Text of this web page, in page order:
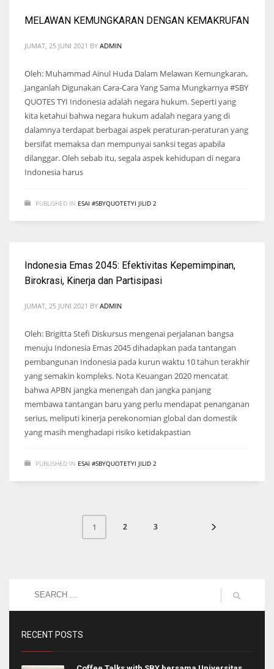
MELAWAN KEMUNGKARAN DENGAN KEMAKRUFAN
JUMAT, 25 JUNI 2021 BY ADMIN
Oleh: Muhammad Ainul Huda Dalam Melawan Kemungkaran,
Janganlah Digunakan Cara-Cara Yang Sama Mungkarnya #SBY
QUOTES TYI Indonesia adalah negara hukum. Seperti yang
kita ketahui bahwa negara hukum adalah negara yang di
dalamnya terdapat berbagai aspek peraturan-peraturan yang
bersifat memaksa dan mempunyai sanksi tegas apabila
dilanggar. Oleh sebab itu, segala aspek kehidupan di negara
Indonesia harus
PUBLISHED IN ESAI #SBYQUOTETYI JILID 2
Indonesia Emas 2045: Efektivitas Kepemimpinan,
Birokrasi, Kinerja dan Partisipasi
JUMAT, 25 JUNI 2021 BY ADMIN
Oleh: Brigitta Stefi Diskursus mengenai perjalanan bangsa
menuju Indonesia Emas 2045 dihadapkan pada tantangan
pembangunan Indonesia pada kurun waktu 10 tahun terakhir
yang semakin kompleks. Nota Keuangan 2020 mencatat
bahwa APBN jangka menengah dan jangka panjang
membawa tantangan baru yang perlu mendapat penanganan
serius, meliputi kinerja perekonomian global dan domestik
yang masih menghadapi risiko ketidakpastian
PUBLISHED IN ESAI #SBYQUOTETYI JILID 2
1 2 3
RECENT POSTS